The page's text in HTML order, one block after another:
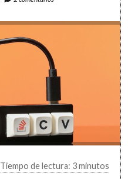
Tiempo de lectura: 3 minutos